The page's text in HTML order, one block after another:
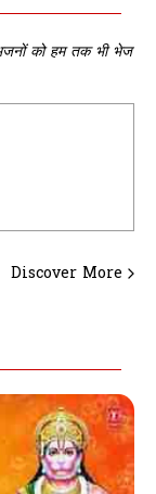
को हम तक भी भेज
Discover More